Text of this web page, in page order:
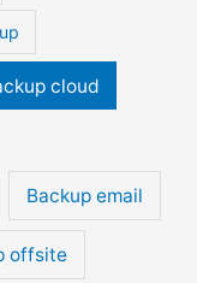
cloud
Backup email
offsite